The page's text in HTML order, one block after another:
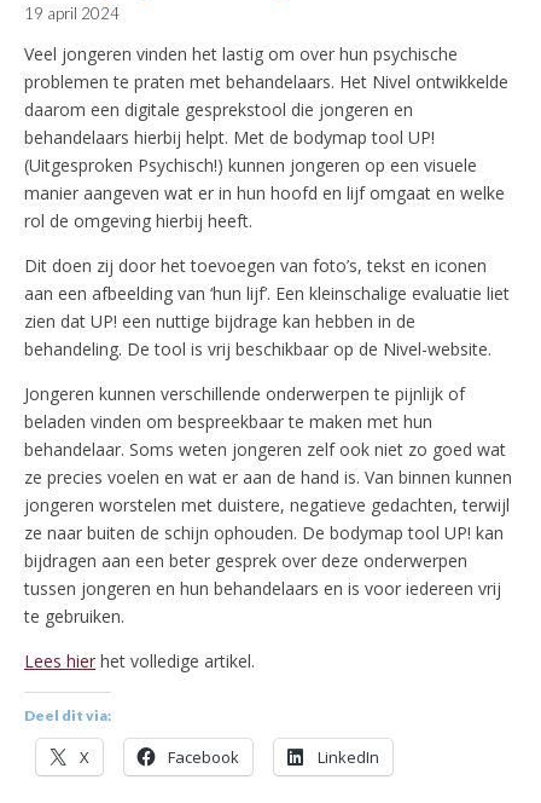
19 april 2024
Veel jongeren vinden het lastig om over hun psychische
problemen te praten met behandelaars. Het Nivel ontwikkelde
daarom een digitale gesprekstool die jongeren en
behandelaars hierbij helpt. Met de bodymap tool UP!
(Uitgesproken Psychisch!) kunnen jongeren op een visuele
manier aangeven wat er in hun hoofd en lijf omgaat en welke
rol de omgeving hierbij heeft.
Dit doen zij door het toevoegen van foto’s, tekst en iconen
aan een afbeelding van ‘hun lijf’. Een kleinschalige evaluatie liet
zien dat UP! een nuttige bijdrage kan hebben in de
behandeling. De tool is vrij beschikbaar op de Nivel-website.
Jongeren kunnen verschillende onderwerpen te pijnlijk of
beladen vinden om bespreekbaar te maken met hun
behandelaar. Soms weten jongeren zelf ook niet zo goed wat
ze precies voelen en wat er aan de hand is. Van binnen kunnen
jongeren worstelen met duistere, negatieve gedachten, terwijl
ze naar buiten de schijn ophouden. De bodymap tool UP! kan
bijdragen aan een beter gesprek over deze onderwerpen
tussen jongeren en hun behandelaars en is voor iedereen vrij
te gebruiken.
Lees hier het volledige artikel.
Deel dit via:
X Facebook LinkedIn